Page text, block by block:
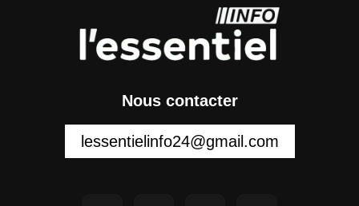
Nous contacter
lessentielinfo24@gmail.com